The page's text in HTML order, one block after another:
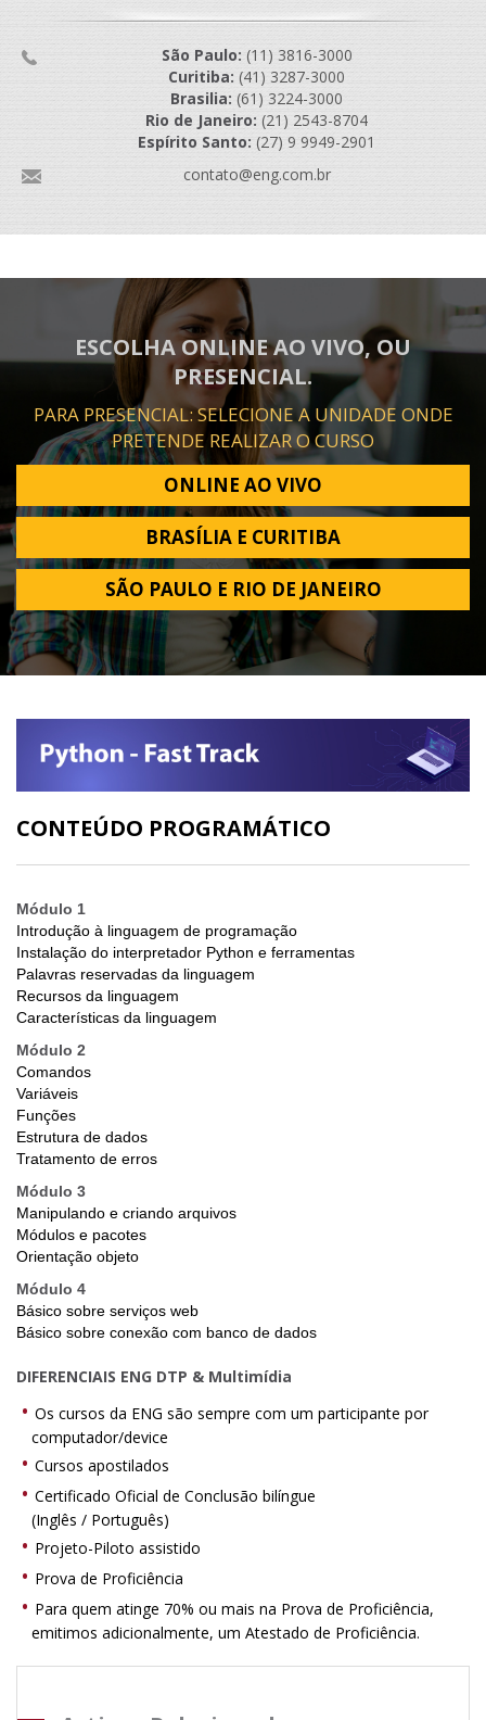
São Paulo: (11) 3816-3000
Curitiba: (41) 3287-3000
Brasilia: (61) 3224-3000
Rio de Janeiro: (21) 2543-8704
Espírito Santo: (27) 9 9949-2901
contato@eng.com.br
ESCOLHA ONLINE AO VIVO, OU
PRESENCIAL.
PARA PRESENCIAL: SELECIONE A UNIDADE ONDE
PRETENDE REALIZAR O CURSO
ONLINE AO VIVO
BRASÍLIA E CURITIBA
SÃO PAULO E RIO DE JANEIRO
CONTEÚDO PROGRAMÁTICO
Módulo 1
Introdução à linguagem de programação
Instalação do interpretador Python e ferramentas
Palavras reservadas da linguagem
Recursos da linguagem
Características da linguagem
Módulo 2
Comandos
Variáveis
Funções
Estrutura de dados
Tratamento de erros
Módulo 3
Manipulando e criando arquivos
Módulos e pacotes
Orientação objeto
Módulo 4
Básico sobre serviços web
Básico sobre conexão com banco de dados
DIFERENCIAIS ENG DTP & Multimídia
Os cursos da ENG são sempre com um participante por
computador/device
Cursos apostilados
Certificado Oficial de Conclusão bilíngue
(Inglês / Português)
Projeto-Piloto assistido
Prova de Proficiência
Para quem atinge 70% ou mais na Prova de Proficiência,
emitimos adicionalmente, um Atestado de Proficiência.